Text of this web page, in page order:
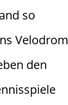
so
Velodrom
den